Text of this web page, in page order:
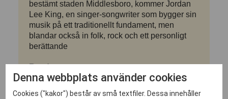
bestämt staden Middlesboro, kommer Jordan
Lee King, en singer-songwriter som bygger sin
musik på ett traditionellt fundament, men
blandar också in folk, rock och ett personligt
berättande
Read more
Denna webbplats använder cookies
Cookies ("kakor") består av små textfiler. Dessa innehåller